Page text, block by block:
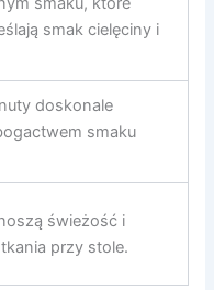
smak cielęciny i
doskonale
smaku
świeżość i
przy stole.